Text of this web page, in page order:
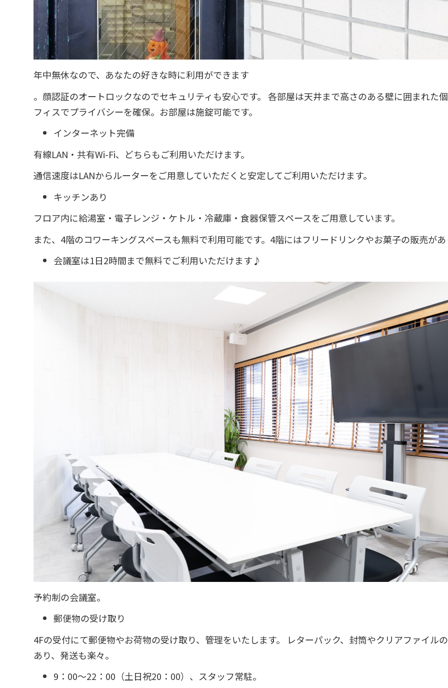
年中無休なので、あなたの好きな時に利用ができます
。顔認証のオートロックなのでセキュリティも安心です。 各部屋は天井まで高さのある壁に囲まれた
フィスでプライバシーを確保。お部屋は施錠可能です。
インターネット完備
有線LAN・共有Wi-Fi、どちらもご利用いただけます。
通信速度はLANからルーターをご用意していただくと安定してご利用いただけます。
キッチンあり
フロア内に給湯室・電子レンジ・ケトル・冷蔵庫・食器保管スペースをご用意しています。
また、4階のコワーキングスペースも無料で利用可能です。4階にはフリードリンクやお菓子の販売が
会議室は1日2時間まで無料でご利用いただけます♪
予約制の会議室。
郵便物の受け取り
4Fの受付にて郵便物やお荷物の受け取り、管理をいたします。 レターパック、封筒やクリアファイル
あり、発送も楽々。
9：00〜22：00（土日祝20：00）、スタッフ常駐。